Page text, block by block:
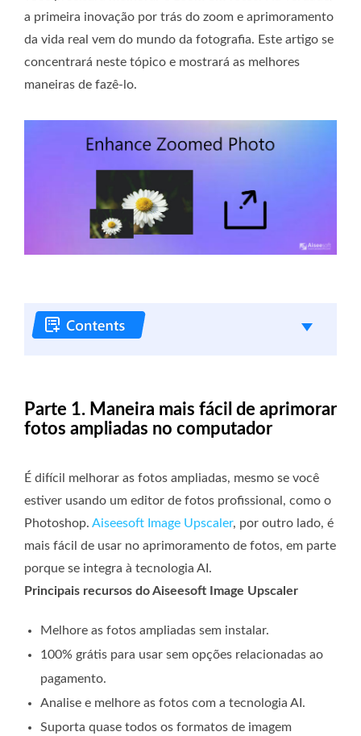
a primeira inovação por trás do zoom e aprimoramento
da vida real vem do mundo da fotografia. Este artigo se
concentrará neste tópico e mostrará as melhores
maneiras de fazê-lo.
Parte 1. Maneira mais fácil de aprimorar
fotos ampliadas no computador
É difícil melhorar as fotos ampliadas, mesmo se você
estiver usando um editor de fotos profissional, como o
Photoshop. Aiseesoft Image Upscaler, por outro lado, é
mais fácil de usar no aprimoramento de fotos, em parte
porque se integra à tecnologia AI.
Principais recursos do Aiseesoft Image Upscaler
Melhore as fotos ampliadas sem instalar.
100% grátis para usar sem opções relacionadas ao
pagamento.
Analise e melhore as fotos com a tecnologia AI.
Suporta quase todos os formatos de imagem